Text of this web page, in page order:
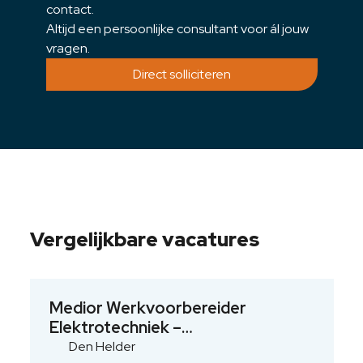
contact.
Altijd een persoonlijke consultant voor ál jouw
vragen.
Direct solliciteren
Vergelijkbare vacatures
Medior Werkvoorbereider
Elektrotechniek –
Installatietechniek
Den Helder